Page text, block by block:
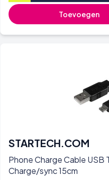
Toevoegen
STARTECH.COM
Phone Charge Cable USB
Charge/sync 15cm